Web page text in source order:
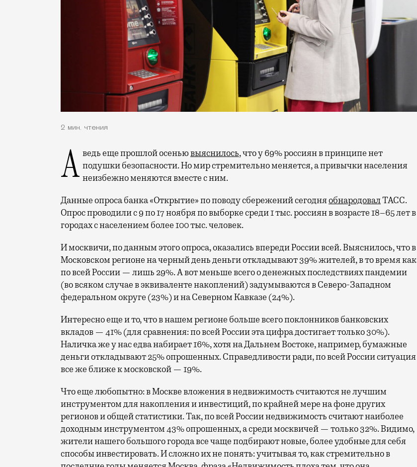
2 мин. чтения
А ведь еще прошлой осеньювыяснилось, что у 69% россиян в принципе нет
подушки безопасности. Но мир стремительно меняется, а привычки населения
неизбежно меняются вместе с ним.
Данные опроса банка «Открытие» по поводу сбережений сегодняобнародовалТАСС.
Опрос проводили с 9 по 17 ноября по выборке среди 1 тыс. россиян в возрасте 18–65 лет в
городах с населением более 100 тыс. человек.
И москвичи, по данным этого опроса, оказались впереди России всей. Выяснилось, что в
Московском регионе на черный день деньги откладывают 39% жителей, в то время как
по всей России — лишь 29%. А вот меньше всего о денежных последствиях пандемии
(во всяком случае в эквиваленте накоплений) задумываются в Северо-Западном
федеральном округе (23%) и на Северном Кавказе (24%).
Интересно еще и то, что в нашем регионе больше всего поклонников банковских
вкладов — 41% (для сравнения: по всей России эта цифра достигает только 30%).
Наличка же у нас едва набирает 16%, хотя на Дальнем Востоке, например, бумажные
деньги откладывают 25% опрошенных. Справедливости ради, по всей России ситуация
все же ближе к московской — 19%.
Что еще любопытно: в Москве вложения в недвижимость считаются не лучшим
инструментом для накопления и инвестиций, по крайней мере на фоне других
регионов и общей статистики. Так, по всей России недвижимость считают наиболее
доходным инструментом 43% опрошенных, а среди москвичей — только 32%. Видимо,
жители нашего большого города все чаще подбирают новые, более удобные для себя
способы инвестировать. И сложно их не понять: учитывая то, как стремительно в